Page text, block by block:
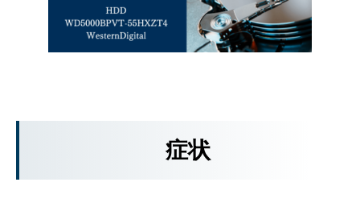
症状